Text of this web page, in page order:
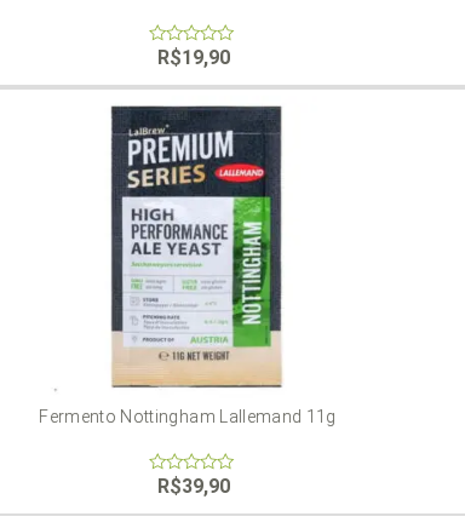
of
5
R$19,90
Fermento Nottingham Lallemand 11g
out
of
R$39,90